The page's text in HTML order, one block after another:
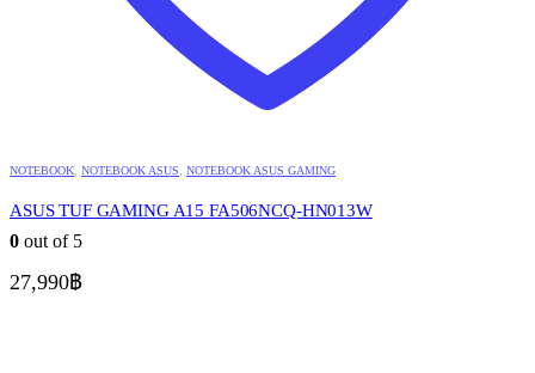
NOTEBOOK NOTEBOOK ASUS NOTEBOOK ASUS GAMING
ASUS TUF GAMING A15 FA506NCQ-HN013W
0 out of 5
27,990฿